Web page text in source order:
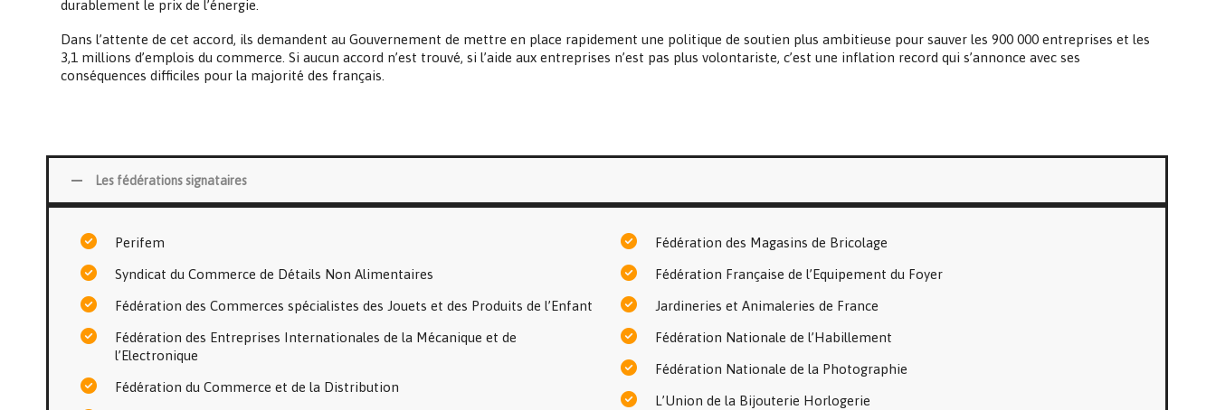
durablement le prix de l’énergie.
Dans l’attente de cet accord, ils demandent au Gouvernement de mettre en place rapidement une politique de soutien plus ambitieuse pour sauver les 900 000 entreprises et les
3,1 millions d’emplois du commerce. Si aucun accord n’est trouvé, si l’aide aux entreprises n’est pas plus volontariste, c’est une inflation record qui s’annonce avec ses
conséquences difficiles pour la majorité des français.
Les fédérations signataires
Perifem
Syndicat du Commerce de Détails Non Alimentaires
Fédération des Commerces spécialistes des Jouets et des Produits de l’Enfant
Fédération des Entreprises Internationales de la Mécanique et de
l’Electronique
Fédération du Commerce et de la Distribution
Fédération des Magasins de Bricolage
Fédération Française de l’Equipement du Foyer
Jardineries et Animaleries de France
Fédération Nationale de l’Habillement
Fédération Nationale de la Photographie
L’Union de la Bijouterie Horlogerie